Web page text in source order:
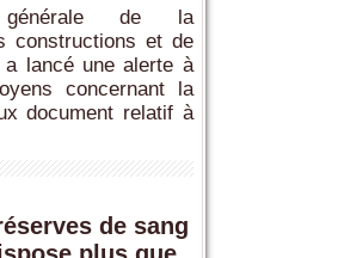
de la
constructions et de
a lancé une alerte à
concernant la
document relatif à
de sang